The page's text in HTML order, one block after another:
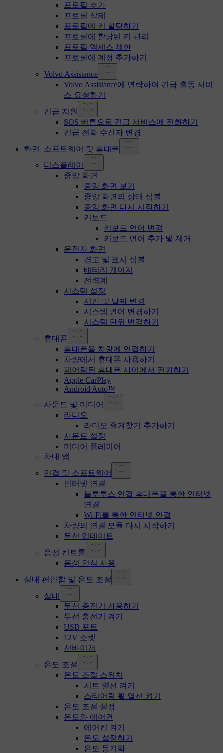
프로필 추가
프로필 삭제
프로필에 키 할당하기
프로필에 할당된 키 관리
프로필 액세스 제한
프로필에 계정 추가하기
Volvo Assistance
Volvo Assistance에 연락하여 긴급 출동 서비
스 요청하기
긴급 지원
SOS 버튼으로 긴급 서비스에 전화하기
긴급 전화 수신자 변경
화면, 소프트웨어 및 휴대폰
디스플레이
중앙 화면
중앙 화면 보기
중앙 화면의 상태 심볼
중앙 화면 다시 시작하기
키보드
키보드 언어 변경
키보드 언어 추가 및 제거
운전자 화면
경고 및 표시 심볼
배터리 게이지
전력계
시스템 설정
시간 및 날짜 변경
시스템 언어 변경하기
시스템 단위 변경하기
휴대폰
휴대폰을 차량에 연결하기
차량에서 휴대폰 사용하기
페어링된 휴대폰 사이에서 전환하기
Apple CarPlay
Android Auto™
사운드 및 미디어
라디오
라디오 즐겨찾기 추가하기
사운드 설정
미디어 플레이어
차내 앱
연결 및 소프트웨어
인터넷 연결
블루투스 연결 휴대폰을 통한 인터넷
연결
Wi-Fi를 통한 인터넷 연결
차량의 연결 모듈 다시 시작하기
무선 업데이트
음성 컨트롤
음성 인식 사용
실내 편안함 및 온도 조절
실내
무선 충전기 사용하기
무선 충전기 켜기
USB 포트
12V 소켓
선바이저
온도 조절
온도 조절 스위치
시트 열선 켜기
스티어링 휠 열선 켜기
온도 조절 설정
온도와 에어컨
에어컨 켜기
온도 설정하기
온도 동기화